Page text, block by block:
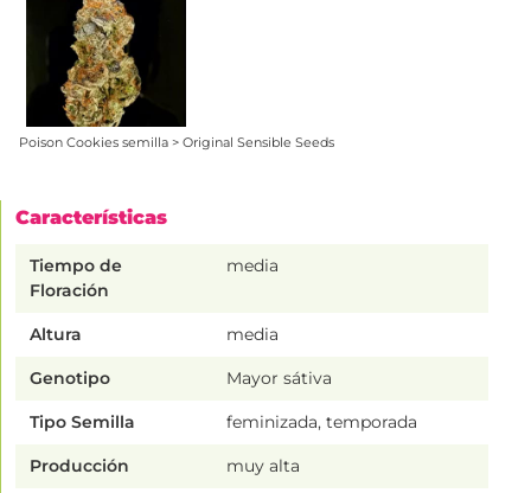
Poison Cookies semilla > Original Sensible Seeds
Características
Tiempo de
Floración
media
Altura media
Genotipo Mayor sátiva
Tipo Semilla feminizada, temporada
Producción muy alta